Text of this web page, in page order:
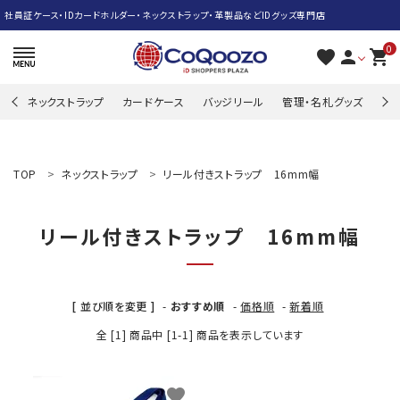
社員証ケース・IDカードホルダー・ネックストラップ・革製品などIDグッズ専門店
favorite person 0
shopping_cart
ネックストラップ カードケース バッジリール 管理・名札グッズ 牛
ようこそ ゲスト 様
ネックストラップ
TOP ネックストラップ リール付きストラップ 16mm幅
リール付きストラップ 16mm幅
[ 並び順を変更 ] - おすすめ順 -価格順 -新着順
全 [1] 商品中 [1-1] 商品を表示しています
favorite